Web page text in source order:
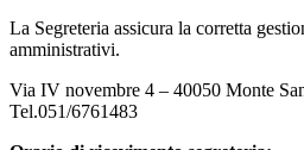
La Segreteria assicura la corretta
amministrativi.
Via IV novembre 4 – 40050 Monte
Tel.051/6761483